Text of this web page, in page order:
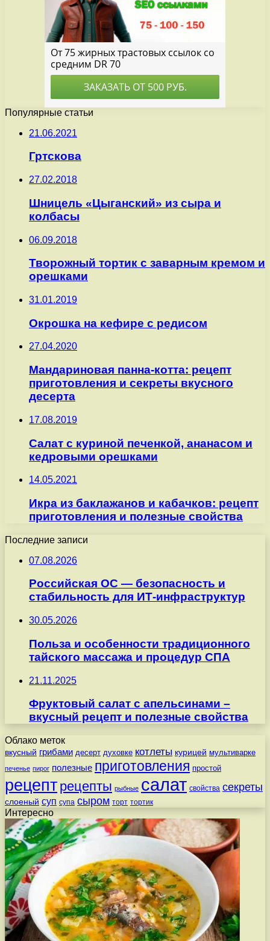
Популярные статьи
21.06.2021
Гртскова
27.02.2018
Шницель «Цыганский» из сыра и
колбасы
06.09.2018
Творожный тортик с заварным кремом и
орешками
31.01.2019
Окрошка на кефире с редисом
27.04.2020
Мандариновая панна-котта: рецепт
приготовления и секреты вкусного
десерта
17.08.2019
Салат с куриной печенкой, ананасом и
кедровыми орешками
14.05.2021
Икра из баклажанов и кабачков: рецепт
приготовления и полезные свойства
Последние записи
07.08.2026
Российская ОС — безопасность и
стабильность для ИТ-инфраструктур
30.05.2026
Польза и особенности традиционного
тайского массажа и процедур СПА
21.11.2025
Фруктовый салат с апельсинами –
вкусный рецепт и полезные свойства
Облако меток
вкусный грибами десерт духовке котлеты курицей мультиварке
печенье пирог полезные приготовления простой
рецепт рецепты рыбные салат свойства секреты
слоеный суп супа сыром торт тортик
Интересно